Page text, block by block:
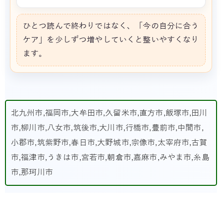
ひとつ読んで終わりではなく、「今の自分に合う
ケア」を少しずつ増やしていくと整いやすくなり
ます。
北九州市,福岡市,大牟田市,久留米市,直方市,飯塚市,田川
市,柳川市,八女市,筑後市,大川市,行橋市,豊前市,中間市,
小郡市,筑紫野市,春日市,大野城市,宗像市,太宰府市,古賀
市,福津市,うきは市,宮若市,朝倉市,嘉麻市,みやま市,糸島
市,那珂川市